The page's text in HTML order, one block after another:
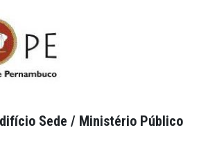
Sede / Ministério Público